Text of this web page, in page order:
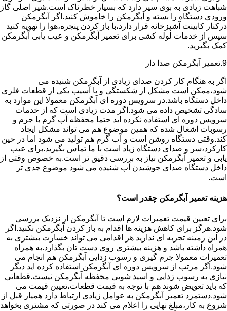
شباهت زیادی به بوی سیر دارد که بسیار خطرناک است.شیر اصلی گاز
ورودی دستگاه را بسته و آبگرمکن را خاموش کنید.اگر آبگرمکن
درکنار کابینت آشپزخانه قرار دارد،با باز کردن پنجره،هوا را تهویه کنید
سپس از خدمات لوله کشی برای تعمیر آبگرمکن و عیب یابی آبگرمکن
کمک بگیرید.
9.تعمیر آبگرمکن صدا دار
اگر به هنگام کار کردن صدای زیادی از آبگرمکن شنیده می
شود،ممکن است مشکل از شکستگی و یا آسیب یکی از قطعات فلزی
داخل دستگاه باشد.در سرویس دوره ای آبگرمکن معمولا این موارد به
سادگی تشخیص داده می شود.اگر مدت زیادی است که از خدمات
سرویس دوره ای استفاده نکرده اید حتما محفظه آب گرم با جرم و
رسوبات اشغال شده که همین موضوع هم می تواند مشکل ایجاد
کند.وقتی دستگاه روشن است و آب گرم هم تولید می شود اما در حین
کارکرد،سر و صدای دستگاه زیاد است با ما تماس بگیرید.برای عیب
یابی و تعمیر آبگرمکن نیاز به بررسی دقیق تر است.به خصوص وقتی از
داخل دستگاه صدای جوشیدن آب شنیده می شود موضوع جدی تر
است.
هزینه تعمیر آبگرمکن چقدر است؟
برای تعیین قیمت تعمیرات لازم است تا آبگرمکن از نزدیک بررسی
شود.هرگز برای کاهش هزینه ها اقدام به باز کردن آبگرمکن نکنید.اگر
در این زمینه تجربه ای ندارید هر اقدامی می تواند خسارت بیشتری به
همراه داشته باشد و هزینه بیشتری روی دست تان بگذارد.به همراه
تعمیرات معمولا جرم گیری و رسوب زدایی آبگرمکن هم انجام می
شود.اگر مرتب از سرویس دوره ای آبگرمکن استفاده کرده اید دیگر
نیازی به رسوب زدایی و اسید شویی محفظه آبگرمکن نیست.قطعاتی
که باید تعویض شوند هم با توجه به قیمت قطعات،تعیین قیمت می
شود.دستمزد تعمیر آبگرمکن به عوامل زیادی ارتباط دارد همیار قبل از
شروع به کار،مبلغ نهایی را اعلام می کند در صورتی که مشتری بخواهد